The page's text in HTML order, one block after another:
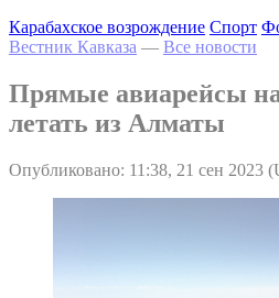
Карабахское возрождение Спорт
Вестник Кавказа — Все новости
Прямые авиарейсы
летать из Алматы
Опубликовано: 11:38, 21 сен 2023